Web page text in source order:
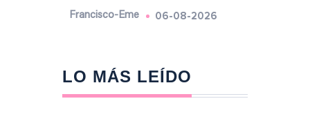
Francisco-Eme 06-08-2026
LO MÁS LEÍDO